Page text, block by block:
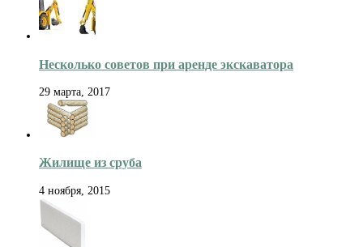
Несколько советов при аренде экскаватора
29 марта, 2017
Жилище из сруба
4 ноября, 2015